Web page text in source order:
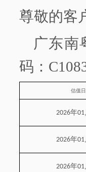
尊敬的客
广东南
码：
估值
2026年01
2026年01
2026年01